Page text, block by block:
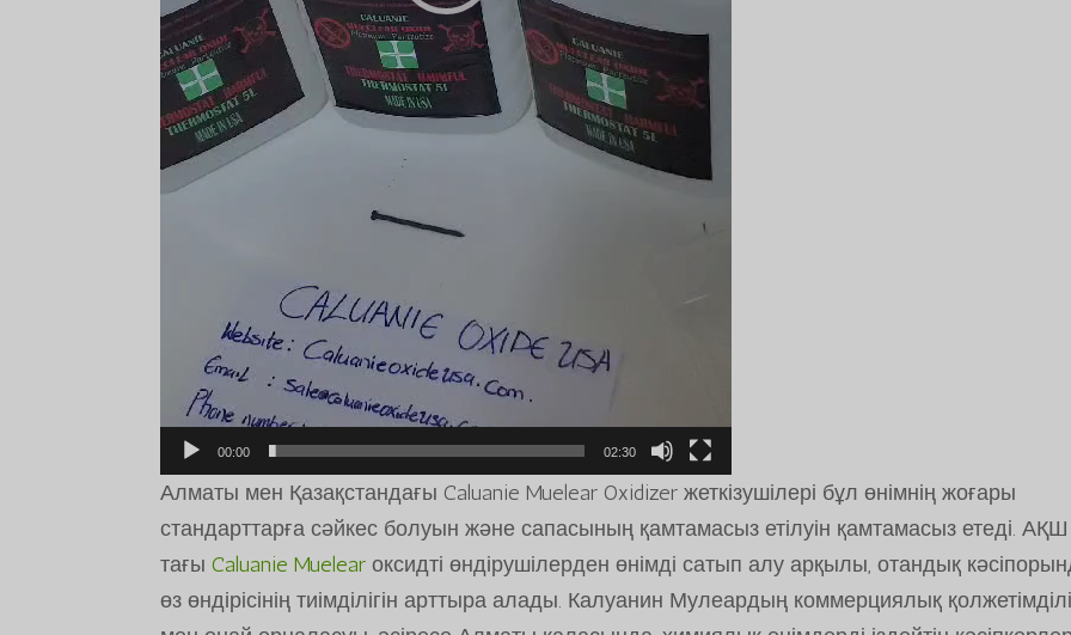
00:00 02:30
Алматы мен Қазақстандағы Caluanie Muelear Oxidizer жеткізушілері бұл өнімнің жоғары
стандарттарға сәйкес болуын және сапасының қамтамасыз етілуін қамтамасыз етеді.
тағыCaluanie Muelear оксидті өндірушілерден өнімді сатып алу арқылы, отандық
өз өндірісінің тиімділігін арттыра алады. Калуанин Мулеардың коммерциялық